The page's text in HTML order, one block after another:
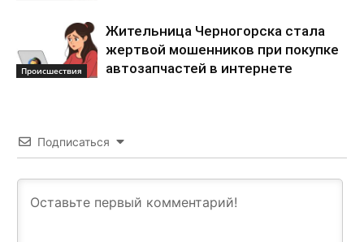
Происшествия
Жительница Черногорска стала
жертвой мошенников при покупке
автозапчастей в интернете
Подписаться